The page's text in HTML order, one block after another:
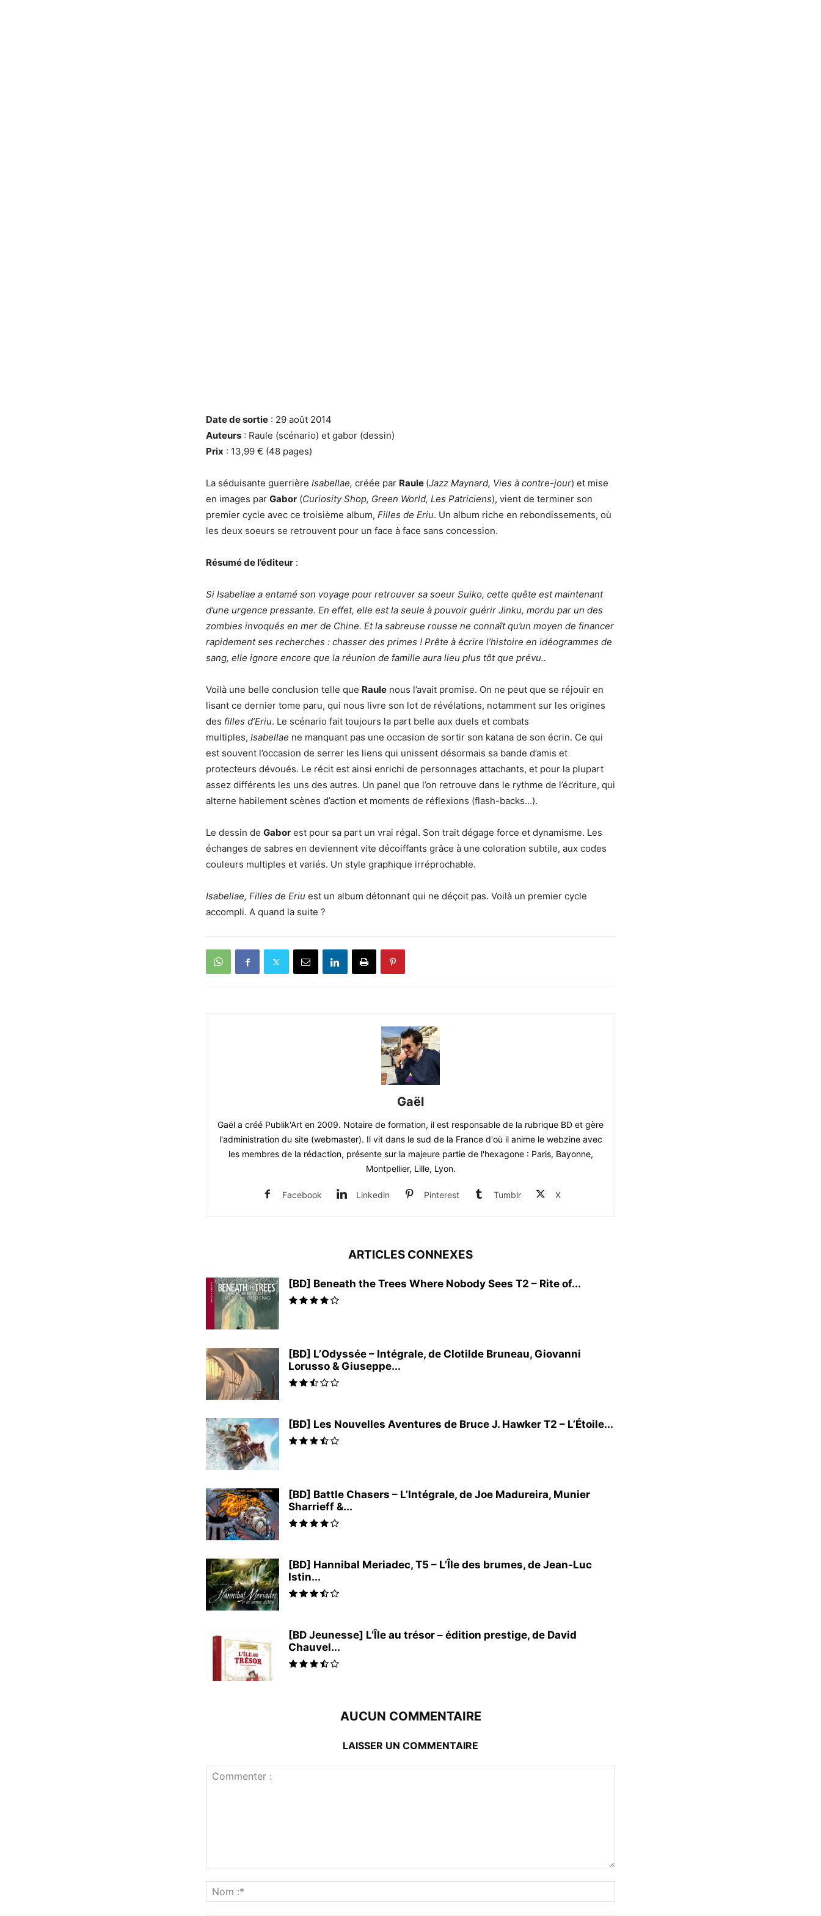
Date de sortie : 29 août 2014
Auteurs : Raule (scénario) et gabor (dessin)
Prix : 13,99 € (48 pages)
La séduisante guerrière Isabellae, créée par Raule (Jazz Maynard, Vies à contre-jour) et mise
en images par Gabor (Curiosity Shop, Green World, Les Patriciens), vient de terminer son
premier cycle avec ce troisième album, Filles de Eriu. Un album riche en rebondissements, où
les deux soeurs se retrouvent pour un face à face sans concession.
Résumé de l’éditeur :
Si Isabellae a entamé son voyage pour retrouver sa soeur Suiko, cette quête est maintenant
d’une urgence pressante. En effet, elle est la seule à pouvoir guérir Jinku, mordu par un des
zombies invoqués en mer de Chine. Et la sabreuse rousse ne connaît qu’un moyen de financer
rapidement ses recherches : chasser des primes ! Prête à écrire l’histoire en idéogrammes de
sang, elle ignore encore que la réunion de famille aura lieu plus tôt que prévu..
Voilà une belle conclusion telle que Raule nous l’avait promise. On ne peut que se réjouir en
lisant ce dernier tome paru, qui nous livre son lot de révélations, notamment sur les origines
des filles d’Eriu. Le scénario fait toujours la part belle aux duels et combats
multiples, Isabellae ne manquant pas une occasion de sortir son katana de son écrin. Ce qui
est souvent l’occasion de serrer les liens qui unissent désormais sa bande d’amis et
protecteurs dévoués. Le récit est ainsi enrichi de personnages attachants, et pour la plupart
assez différents les uns des autres. Un panel que l’on retrouve dans le rythme de l’écriture, qui
alterne habilement scènes d’action et moments de réflexions (flash-backs…).
Le dessin de Gabor est pour sa part un vrai régal. Son trait dégage force et dynamisme. Les
échanges de sabres en deviennent vite décoiffants grâce à une coloration subtile, aux codes
couleurs multiples et variés. Un style graphique irréprochable.
Isabellae, Filles de Eriu est un album détonnant qui ne déçoit pas. Voilà un premier cycle
accompli. A quand la suite ?
Gaël
Gaël a créé Publik'Art en 2009. Notaire de formation, il est responsable de la rubrique BD et gère
l'administration du site (webmaster). Il vit dans le sud de la France d'où il anime le webzine avec
les membres de la rédaction, présente sur la majeure partie de l'hexagone : Paris, Bayonne,
Montpellier, Lille, Lyon.
Facebook Linkedin Pinterest Tumblr X
ARTICLES CONNEXES
[BD] Beneath the Trees Where Nobody Sees T2 – Rite of...
[BD] L’Odyssée – Intégrale, de Clotilde Bruneau, Giovanni
Lorusso & Giuseppe...
[BD] Les Nouvelles Aventures de Bruce J. Hawker T2 – L’Étoile...
[BD] Battle Chasers – L’Intégrale, de Joe Madureira, Munier
Sharrieff &...
[BD] Hannibal Meriadec, T5 – L’Île des brumes, de Jean-Luc
Istin...
[BD Jeunesse] L’Île au trésor – édition prestige, de David
Chauvel...
AUCUN COMMENTAIRE
LAISSER UN COMMENTAIRE